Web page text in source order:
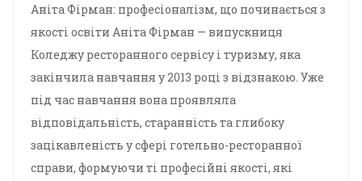
Аніта Фірман: професіоналізм, що починається з
якості освіти Аніта Фірман — випускниця
Коледжу ресторанного сервісу і туризму, яка
закінчила навчання у 2013 році з відзнакою. Уже
під час навчання вона проявляла
відповідальність, старанність та глибоку
зацікавленість у сфері готельно-ресторанної
справи, формуючи ті професійні якості, які